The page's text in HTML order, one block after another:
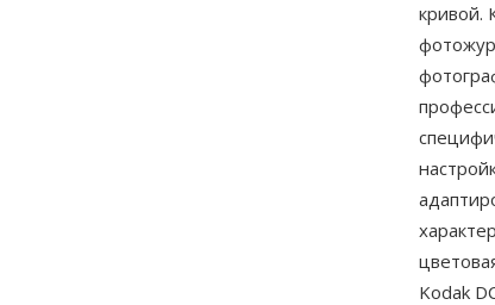
кривой.
Kodak